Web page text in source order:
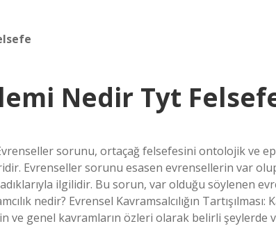
Nedir Tyt
sorunu, ortaçağ felsefesini ontolojik ve
Evrenseller sorunu esasen evrensellerin var
ilgilidir. Bu sorun, var olduğu söylenen
nedir? Evrensel Kavramsalcılığın Tartışılması:
ve genel kavramların özleri olarak belirli şeylerde